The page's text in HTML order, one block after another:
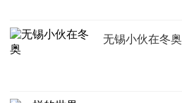
无锡小伙在冬奥